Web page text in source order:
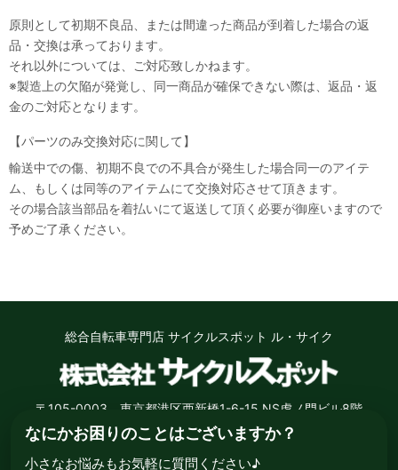
原則として初期不良品、または間違った商品が到着した場合の返
品・交換は承っております。
それ以外については、ご対応致しかねます。
※製造上の欠陥が発覚し、同一商品が確保できない際は、返品・返
金のご対応となります。
【パーツのみ交換対応に関して】
輸送中での傷、初期不良での不具合が発生した場合同一のアイテ
ム、もしくは同等のアイテムにて交換対応させて頂きます。
その場合該当部品を着払いにて返送して頂く必要が御座いますので
予めご了承ください。
総合自転車専門店 サイクルスポット ル・サイク
〒105-0003 東京都港区西新橋1-6-15 NS虎ノ門ビル8階
なにかお困りのことはございますか？
小さなお悩みもお気軽に質問ください♪